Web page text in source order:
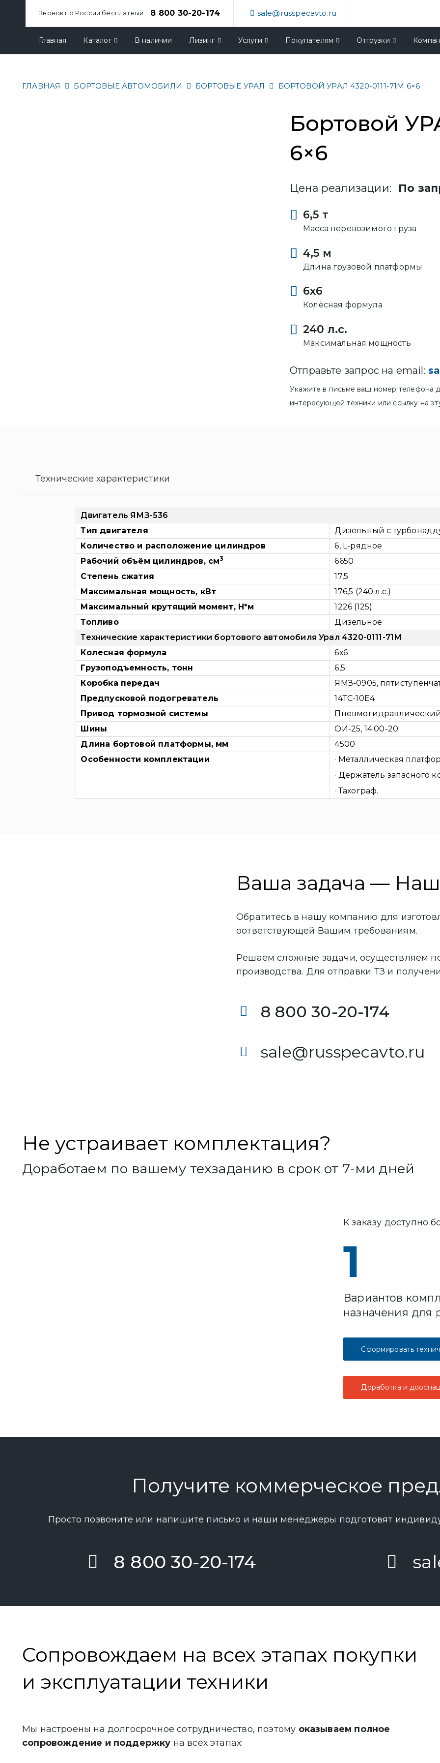
Звонок по России бесплатный 8 800 30-20-174 sale@russpecavto.ru
Главная Каталог В наличии Лизинг Услуги Покупателям Отгрузки
ГЛАВНАЯ БОРТОВЫЕ АВТОМОБИЛИ БОРТОВЫЕ УРАЛ БОРТОВОЙ УРАЛ 4320-0111-71М 6×6
Бортовой
6×6
Цена реализации: По
Масса перевозимого груза
6,5 т
Длина грузовой платформы
4,5 м
Колёсная формула
6x6
Максимальная мощность
240 л.с.
Отправьте запрос на email:
Укажите в письме ваш номер телефона
интересующей техники или ссылку на
Технические характеристики
Двигатель ЯМЗ-536
Тип двигателя
Дизельный с
Количество и расположение цилиндров
6, L-рядное
Рабочий объём цилиндров, см3
6650
Степень сжатия
17,5
Максимальная мощность, кВт
176,5 (240 л.с.)
Максимальный крутящий момент, Н*м
1226 (125)
Топливо
Дизельное
Технические характеристики бортового автомобиля Урал 4320-0111-71М
Колесная формула
6х6
Грузоподъемность, тонн
6,5
Коробка передач
ЯМЗ-0905,
Предпусковой подогреватель
14ТС-10Е4
Привод тормозной системы
Шины
ОИ-25, 14.00-20
Длина бортовой платформы, мм
4500
Особенности комплектации
· Металлическая
· Держатель запасного
· Тахограф.
Ваша задача —
Обратитесь в нашу компанию для
оответствующей Вашим требованиям.
Решаем сложные задачи, осуществляем
производства. Для отправки ТЗ и
8 800 30-20-174
sale@russpecavto.ru
Не устраивает комплектация?
Доработаем по вашему техзаданию в срок от 7-ми дней
К заказу доступно
1
Вариантов
назначения для
Сформировать
Доработка и
Получите коммерческое
Просто позвоните или напишите письмо и наши менеджеры подготовят
8 800 30-20-174
Сопровождаем на всех этапах покупки
и эксплуатации техники
Мы настроены на долгосрочное сотрудничество, поэтому оказываем полное
сопровождение и поддержку на всех этапах: